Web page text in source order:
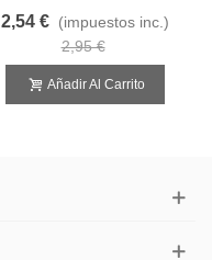
2,54 € (impuestos inc.)
2,95 €
Añadir Al Carrito